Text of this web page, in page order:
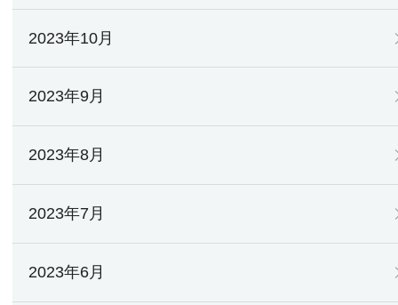
2023年10月
2023年9月
2023年8月
2023年7月
2023年6月